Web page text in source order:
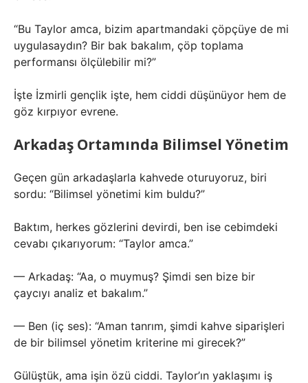
“Bu Taylor amca, bizim apartmandaki çöpçüye de mi
uygulasaydın? Bir bak bakalım, çöp toplama
performansı ölçülebilir mi?”
İşte İzmirli gençlik işte, hem ciddi düşünüyor hem de
göz kırpıyor evrene.
Arkadaş Ortamında Bilimsel Yönetim
Geçen gün arkadaşlarla kahvede oturuyoruz, biri
sordu: “Bilimsel yönetimi kim buldu?”
Baktım, herkes gözlerini devirdi, ben ise cebimdeki
cevabı çıkarıyorum: “Taylor amca.”
— Arkadaş: “Aa, o muymuş? Şimdi sen bize bir
çaycıyı analiz et bakalım.”
— Ben (iç ses): “Aman tanrım, şimdi kahve siparişleri
de bir bilimsel yönetim kriterine mi girecek?”
Gülüştük, ama işin özü ciddi. Taylor’ın yaklaşımı iş